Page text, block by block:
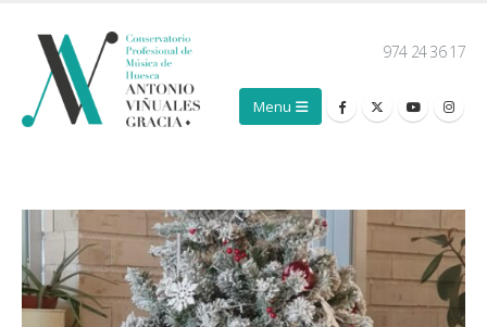
974 24 36 17